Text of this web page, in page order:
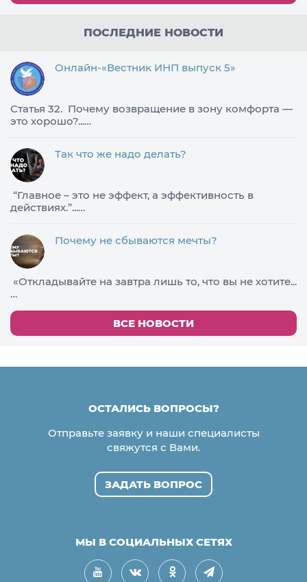
ПОСЛЕДНИЕ НОВОСТИ
Онлайн-«Вестник ИНП выпуск 5»
Статья 32. Почему возвращение в зону комфорта —
это хорошо?...…
Так что же надо делать?
​“Главное – это не эффект, а эффективность в
действиях.”...…
Почему не сбываются мечты?
«Откладывайте на завтра лишь то, что вы не хотите...
…
ВСЕ НОВОСТИ
ОСТАЛИСЬ ВОПРОСЫ?
Отправьте заявку и наши специалисты
свяжутся с Вами.
ЗАДАТЬ ВОПРОС
МЫ В СОЦИАЛЬНЫХ СЕТЯХ